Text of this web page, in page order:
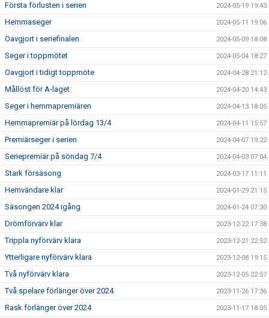
Första förlusten i serien 2024-05-19 19:43
Hemmaseger 2024-05-11 19:06
Oavgjort i seriefinalen 2024-05-09 18:08
Seger i toppmötet 2024-05-04 18:27
Oavgjort i tidigt toppmöte 2024-04-28 21:12
Mållöst för A-laget 2024-04-20 14:43
Seger i hemmapremiären 2024-04-13 18:05
Hemmapremiär på lördag 13/4 2024-04-11 15:57
Premiärseger i serien 2024-04-07 19:22
Seriepremiär på söndag 7/4 2024-04-03 07:04
Stark försäsong 2024-03-17 11:11
Hemvändare klar 2024-01-29 21:15
Säsongen 2024 igång 2024-01-24 07:30
Drömförvärv klar 2023-12-22 17:38
Trippla nyförvärv klara 2023-12-21 22:52
Ytterligare nyförvärv klara 2023-12-08 19:15
Två nyförvärv klara 2023-12-05 22:57
Två spelare förlänger över 2024 2023-11-26 17:36
Rask förlänger över 2024 2023-11-17 18:05